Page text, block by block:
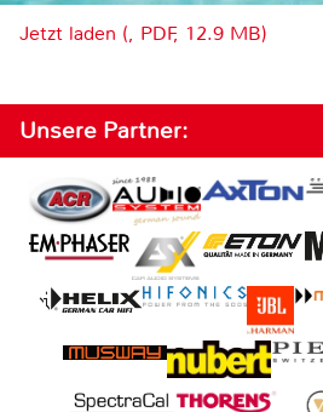
Jetzt laden (, PDF, 12.9 MB)
Unsere Partner: